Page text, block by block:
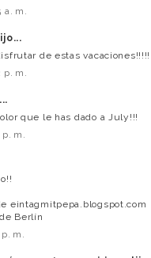
a. m.
de estas vacaciones!!!!!
m.
que le has dado a July!!!
m.
eintagmitpepa.blogspot.com
Berlín
m.